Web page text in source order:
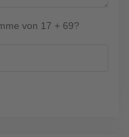
von 17 + 69?